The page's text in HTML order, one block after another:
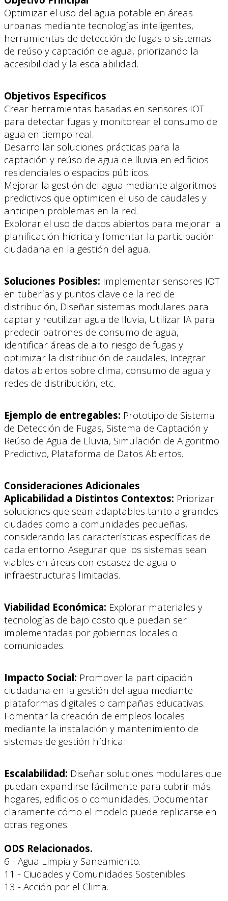
Optimizar el uso del agua potable en áreas
urbanas mediante tecnologías inteligentes,
herramientas de detección de fugas o sistemas
de reúso y captación de agua, priorizando la
accesibilidad y la escalabilidad.
Objetivos Específicos
Crear herramientas basadas en sensores IOT
para detectar fugas y monitorear el consumo de
agua en tiempo real.
Desarrollar soluciones prácticas para la
captación y reúso de agua de lluvia en edificios
residenciales o espacios públicos.
Mejorar la gestión del agua mediante algoritmos
predictivos que optimicen el uso de caudales y
anticipen problemas en la red.
Explorar el uso de datos abiertos para mejorar la
planificación hídrica y fomentar la participación
ciudadana en la gestión del agua.
Soluciones Posibles: Implementar sensores IOT
en tuberías y puntos clave de la red de
distribución, Diseñar sistemas modulares para
captar y reutilizar agua de lluvia, Utilizar IA para
predecir patrones de consumo de agua,
identificar áreas de alto riesgo de fugas y
optimizar la distribución de caudales, Integrar
datos abiertos sobre clima, consumo de agua y
redes de distribución, etc.
Ejemplo de entregables: Prototipo de Sistema
de Detección de Fugas, Sistema de Captación y
Reúso de Agua de Lluvia, Simulación de Algoritmo
Predictivo, Plataforma de Datos Abiertos.
Consideraciones Adicionales
Aplicabilidad a Distintos Contextos: Priorizar
soluciones que sean adaptables tanto a grandes
ciudades como a comunidades pequeñas,
considerando las características específicas de
cada entorno. Asegurar que los sistemas sean
viables en áreas con escasez de agua o
infraestructuras limitadas.
Viabilidad Económica: Explorar materiales y
tecnologías de bajo costo que puedan ser
implementadas por gobiernos locales o
comunidades.
Impacto Social: Promover la participación
ciudadana en la gestión del agua mediante
plataformas digitales o campañas educativas.
Fomentar la creación de empleos locales
mediante la instalación y mantenimiento de
sistemas de gestión hídrica.
Escalabilidad: Diseñar soluciones modulares que
puedan expandirse fácilmente para cubrir más
hogares, edificios o comunidades. Documentar
claramente cómo el modelo puede replicarse en
otras regiones.
ODS Relacionados.
6 - Agua Limpia y Saneamiento.
11 - Ciudades y Comunidades Sostenibles.
13 - Acción por el Clima.